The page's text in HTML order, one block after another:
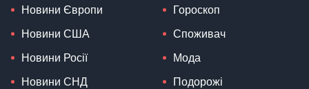
Новини Європи
Новини США
Новини Росії
Новини СНД
Гороскоп
Споживач
Мода
Подорожі